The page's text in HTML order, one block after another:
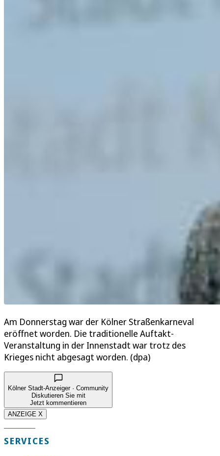
Am Donnerstag war der Kölner Straßenkarneval
eröffnet worden. Die traditionelle Auftakt-
Veranstaltung in der Innenstadt war trotz des
Krieges nicht abgesagt worden. (dpa)
Kölner Stadt-Anzeiger · Community
Diskutieren Sie mit
Jetzt kommentieren
ANZEIGE X
SERVICES